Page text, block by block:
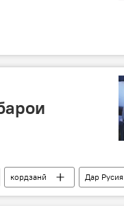
кордзанӣ Дар Русия